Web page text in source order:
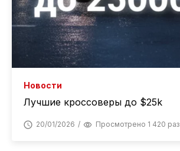
Новости
Лучшие кроссоверы до $25k
20/01/2026 Просмотрено 1 420 раз